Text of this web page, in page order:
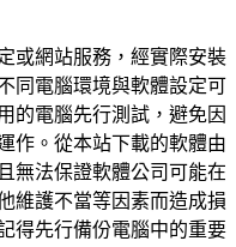
或網站服務，經實際安裝
同電腦環境與軟體設定可
的電腦先行測試，避免因
作。從本站下載的軟體由
無法保證軟體公司可能在
維護不當等因素而造成損
得先行備份電腦中的重要